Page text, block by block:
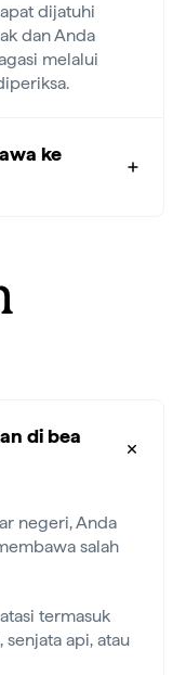
dijatuhi
dan Anda
melalui
ke
di bea
negeri, Anda
salah
termasuk
api, atau